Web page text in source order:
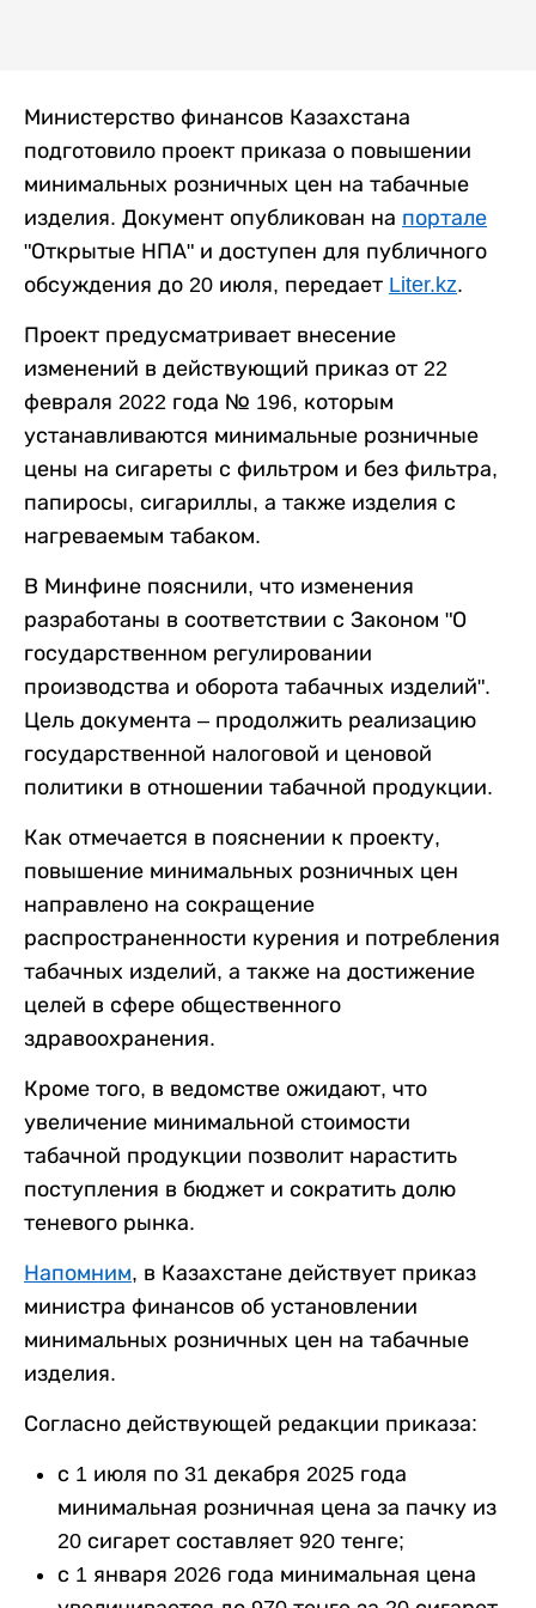
Министерство финансов Казахстана
подготовило проект приказа о повышении
минимальных розничных цен на табачные
изделия. Документ опубликован на портале
"Открытые НПА" и доступен для публичного
обсуждения до 20 июля, передает Liter.kz.
Проект предусматривает внесение
изменений в действующий приказ от 22
февраля 2022 года № 196, которым
устанавливаются минимальные розничные
цены на сигареты с фильтром и без фильтра,
папиросы, сигариллы, а также изделия с
нагреваемым табаком.
В Минфине пояснили, что изменения
разработаны в соответствии с Законом "О
государственном регулировании
производства и оборота табачных изделий".
Цель документа – продолжить реализацию
государственной налоговой и ценовой
политики в отношении табачной продукции.
Как отмечается в пояснении к проекту,
повышение минимальных розничных цен
направлено на сокращение
распространенности курения и потребления
табачных изделий, а также на достижение
целей в сфере общественного
здравоохранения.
Кроме того, в ведомстве ожидают, что
увеличение минимальной стоимости
табачной продукции позволит нарастить
поступления в бюджет и сократить долю
теневого рынка.
Напомним, в Казахстане действует приказ
министра финансов об установлении
минимальных розничных цен на табачные
изделия.
Согласно действующей редакции приказа:
с 1 июля по 31 декабря 2025 года
минимальная розничная цена за пачку из
20 сигарет составляет 920 тенге;
с 1 января 2026 года минимальная цена